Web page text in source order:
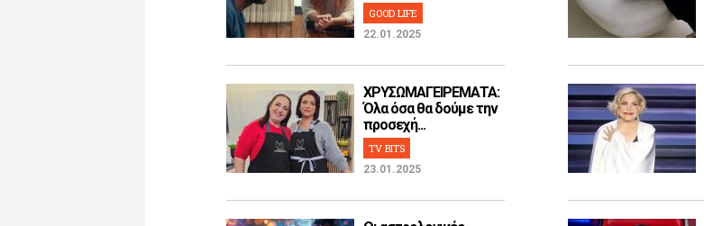
GOOD LIFE
22.01.2025
ΧΡΥΣΩΜΑΓΕΙΡΕΜΑΤΑ:
Όλα όσα θα δούμε την
προσεχή...
TV BITS
23.01.2025